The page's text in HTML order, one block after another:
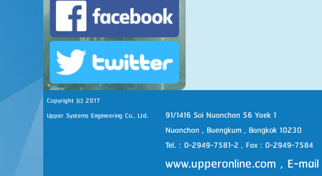
Copyright (c) 2017
Upper Systems Engineering Co., Ltd.
91/1416 Soi Nuanchan 56 Yaek 1
Nuanchan , Buengkum , Bangkok 10230
Tel. : 0-2949-7581-2 , Fax : 0-2949-7584
www.upperonline.com , E-